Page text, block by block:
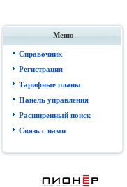
Меню
Справочник
Регистрация
Тарифные планы
Панель управления
Расширенный поиск
Связь с нами